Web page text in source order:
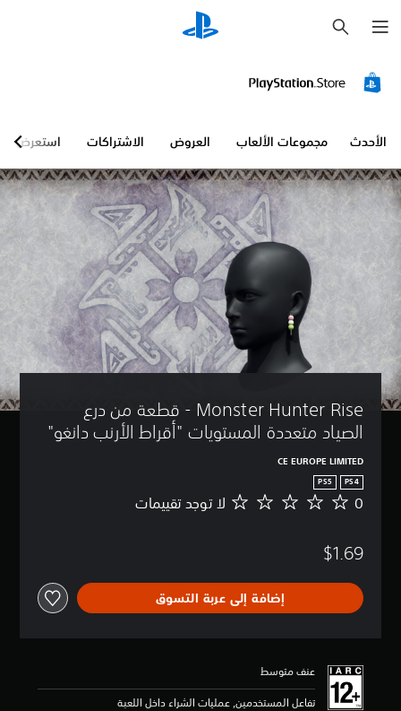
ح
ث
الأحدث مجموعات الألعاب العروض الاشتراكات استعرض
Monster Hunter Rise - قطعة من درع
الصياد متعددة المستويات "أقراط الأرنب دانغو"
CE EUROPE LIMITED
PS4
PS5
ل
و
د
ت
م
ا
ت
0 لا توجد تقييمات
$1.69
إضافة إلى عربة التسوق
عنف متوسط
تفاعل المستخدمين, عمليات الشراء داخل اللعبة